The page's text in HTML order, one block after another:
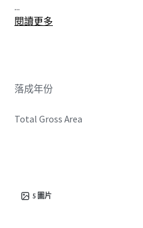
...
閱讀更多
落成年份
Total Gross Area
5 圖片